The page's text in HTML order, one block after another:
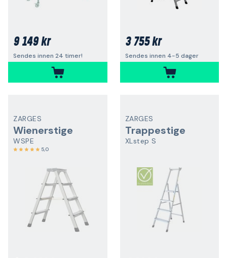
9 149 kr
Sendes innen 24 timer!
3 755 kr
Sendes innen 4-5 dager
ZARGES
Wienerstige
WSPE
5,0
ZARGES
Trappestige
XLstep S